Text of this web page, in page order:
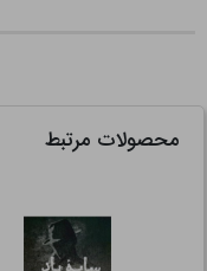
محصولات مرتبط